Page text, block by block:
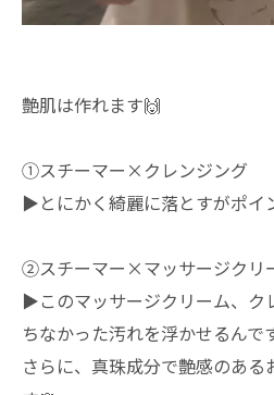
艶肌は作れます🙌
①スチーマー×クレンジング
▶︎とにかく綺麗に落とすがポイ
②スチーマー×マッサージクリ
▶︎このマッサージクリーム、ク
ちなかった汚れを浮かせるんで
さらに、真珠成分で艶感のある